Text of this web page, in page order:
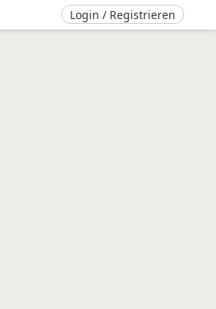
Login / Registrieren